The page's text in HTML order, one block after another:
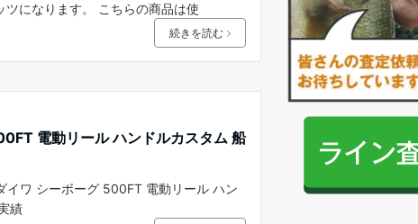
ツになります。 こちらの商品は使
続きを読む
電動リール ハンドルカスタム 船
イワ シーボーグ 500FT 電動リール ハン
績